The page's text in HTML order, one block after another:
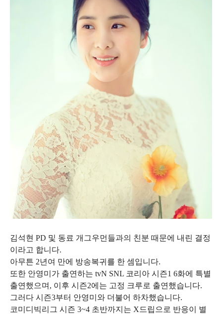
김석현 PD 및 동료 개그우먼들과의 친분 때문에 내린 결정
이라고 합니다.
아무튼 2년여 만에 방송복귀를 한 셈입니다.
또한 안영미가 출연하는 tvN SNL 코리아 시즌1 6화에 특별
출연했으며, 이후 시즌2에는 고정 크루로 출연했습니다.
그러다 시즌3부터 안영미와 더불어 하차했습니다.
코미디빅리그 시즌 3~4 초반까지는 X드립으로 반응이 별